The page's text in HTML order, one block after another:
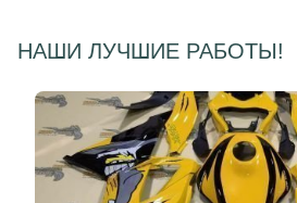
НАШИ ЛУЧШИЕ РАБОТЫ!